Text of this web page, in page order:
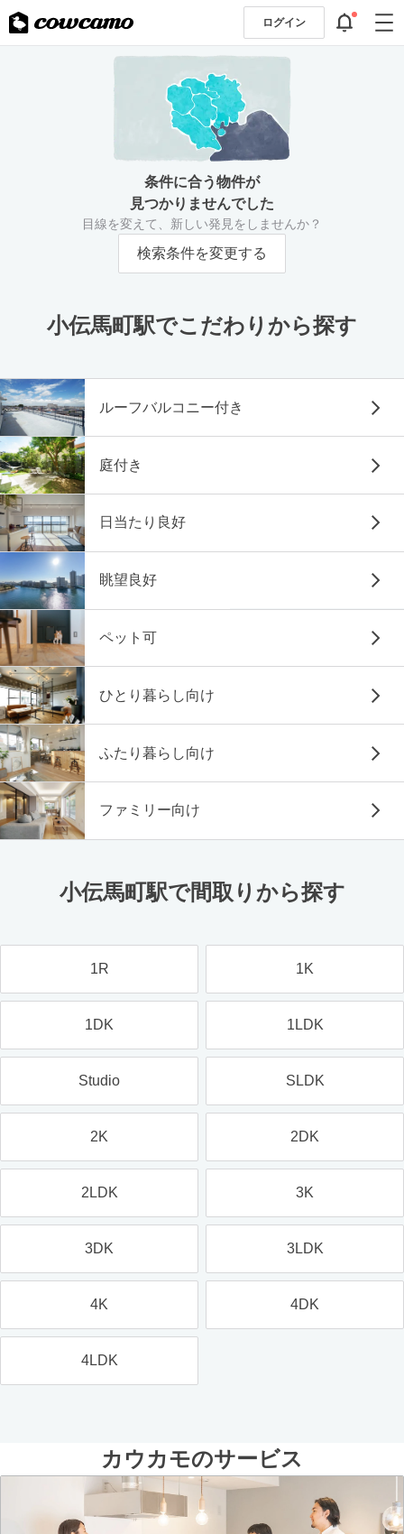
ログイン
条件に合う物件が
見つかりませんでした
目線を変えて、新しい発見をしませんか？
検索条件を変更する
小伝馬町駅でこだわりから探す
ルーフバルコニー付き
庭付き
日当たり良好
眺望良好
ペット可
ひとり暮らし向け
ふたり暮らし向け
ファミリー向け
小伝馬町駅で間取りから探す
1R 1K
1DK 1LDK
Studio SLDK
2K 2DK
2LDK 3K
3DK 3LDK
4K 4DK
4LDK
カウカモのサービス